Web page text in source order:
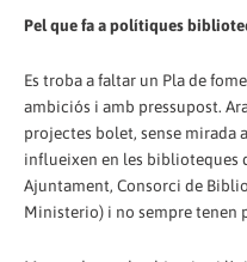
Pel que fa a polítiques
Es troba a faltar un Pla de
ambiciós i amb pressupost.
projectes bolet, sense mirada
influeixen en les biblioteques
Ajuntament, Consorci de
Ministerio) i no sempre tenen